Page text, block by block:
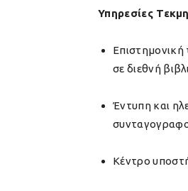
Υπηρεσίες
σε διεθνή
Έντυπη και
Κέντρο